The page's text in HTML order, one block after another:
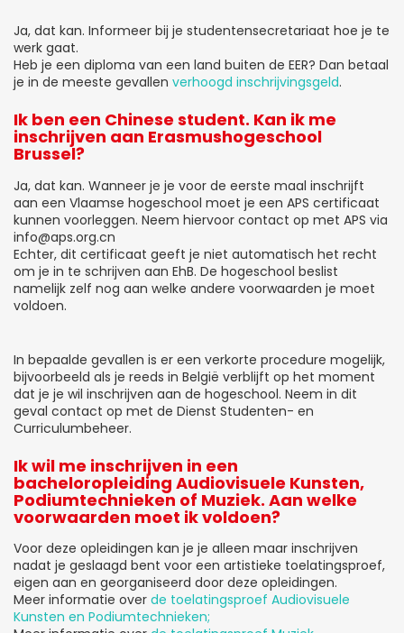
Ja, dat kan. Informeer bij je studentensecretariaat hoe je te
werk gaat.
Heb je een diploma van een land buiten de EER? Dan betaal
je in de meeste gevallen verhoogd inschrijvingsgeld.
Ik ben een Chinese student. Kan ik me
inschrijven aan Erasmushogeschool
Brussel?
Ja, dat kan. Wanneer je je voor de eerste maal inschrijft
aan een Vlaamse hogeschool moet je een APS certificaat
kunnen voorleggen. Neem hiervoor contact op met APS via
info@aps.org.cn
Echter, dit certificaat geeft je niet automatisch het recht
om je in te schrijven aan EhB. De hogeschool beslist
namelijk zelf nog aan welke andere voorwaarden je moet
voldoen.
In bepaalde gevallen is er een verkorte procedure mogelijk,
bijvoorbeeld als je reeds in België verblijft op het moment
dat je je wil inschrijven aan de hogeschool. Neem in dit
geval contact op met de Dienst Studenten- en
Curriculumbeheer.
Ik wil me inschrijven in een
bacheloropleiding Audiovisuele Kunsten,
Podiumtechnieken of Muziek. Aan welke
voorwaarden moet ik voldoen?
Voor deze opleidingen kan je je alleen maar inschrijven
nadat je geslaagd bent voor een artistieke toelatingsproef,
eigen aan en georganiseerd door deze opleidingen.
Meer informatie over de toelatingsproef Audiovisuele
Kunsten en Podiumtechnieken;